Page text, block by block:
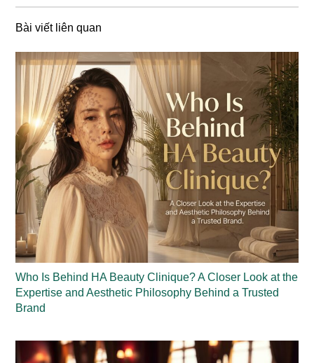
Bài viết liên quan
Who Is Behind HA Beauty Clinique? A Closer Look at the
Expertise and Aesthetic Philosophy Behind a Trusted
Brand